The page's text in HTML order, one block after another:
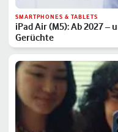
SMARTPHONES & TABLETS
iPad Air (M5): Ab 2027 –
Gerüchte